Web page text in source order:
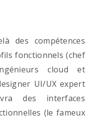
des compétences
fonctionnels (chef
cloud et
UI/UX expert
des interfaces
(le fameux